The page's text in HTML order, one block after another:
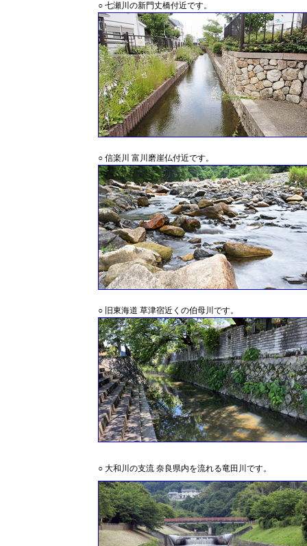
○ 七瀬川の新門丈橋付近です。
○ 信楽川 富川磨崖仏付近です。
○ 旧東海道 草津宿近くの伯母川です。
○ 大和川の支流 奈良県内を流れる竜田川です。